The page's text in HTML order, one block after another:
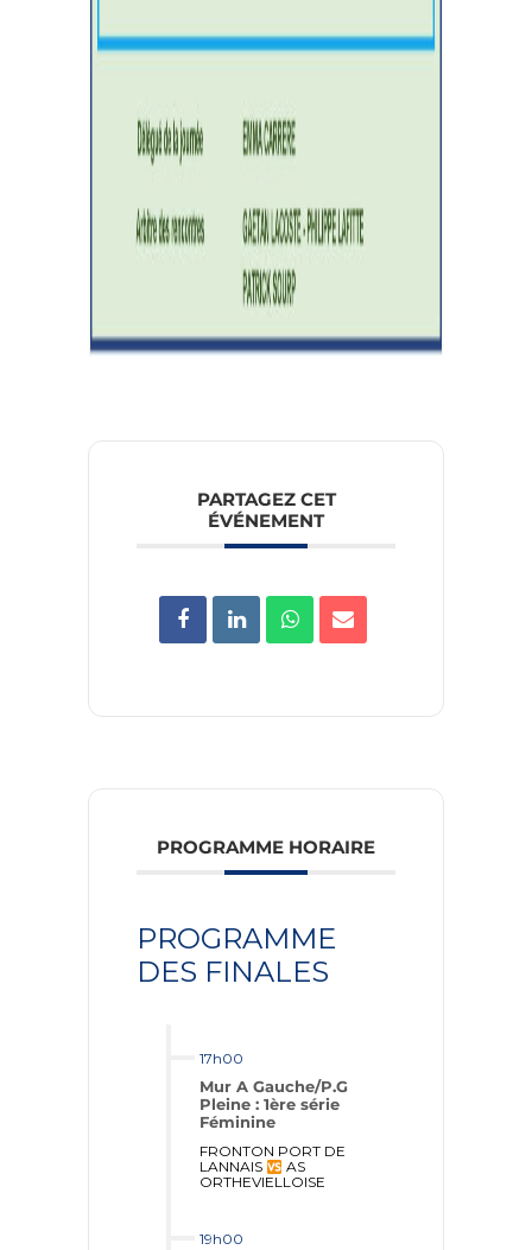
PARTAGEZ CET
ÉVÉNEMENT
PROGRAMME HORAIRE
PROGRAMME
DES FINALES
17h00
Mur A Gauche/P.G
Pleine : 1ère série
Féminine
FRONTON PORT DE
LANNAIS
AS
ORTHEVIELLOISE
19h00